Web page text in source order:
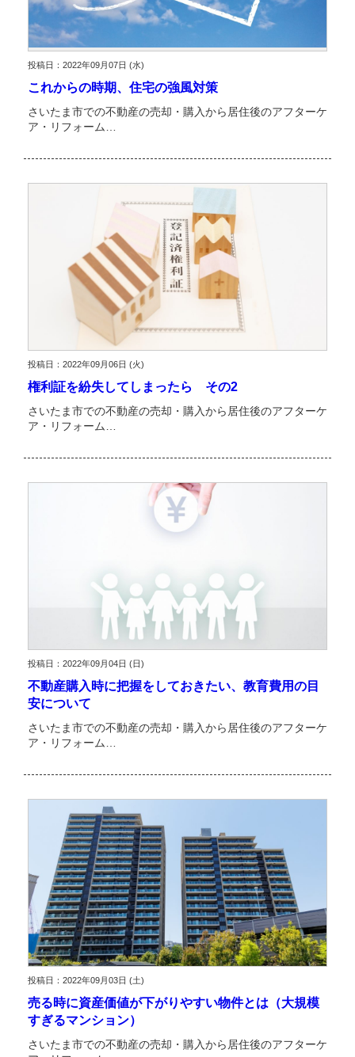
投稿日：2022年09月07日 (水)
これからの時期、住宅の強風対策
さいたま市での不動産の売却・購入から居住後のアフターケ
ア・リフォーム…
投稿日：2022年09月06日 (火)
権利証を紛失してしまったら その2
さいたま市での不動産の売却・購入から居住後のアフターケ
ア・リフォーム…
投稿日：2022年09月04日 (日)
不動産購入時に把握をしておきたい、教育費用の目
安について
さいたま市での不動産の売却・購入から居住後のアフターケ
ア・リフォーム…
投稿日：2022年09月03日 (土)
売る時に資産価値が下がりやすい物件とは（大規模
すぎるマンション）
さいたま市での不動産の売却・購入から居住後のアフターケ